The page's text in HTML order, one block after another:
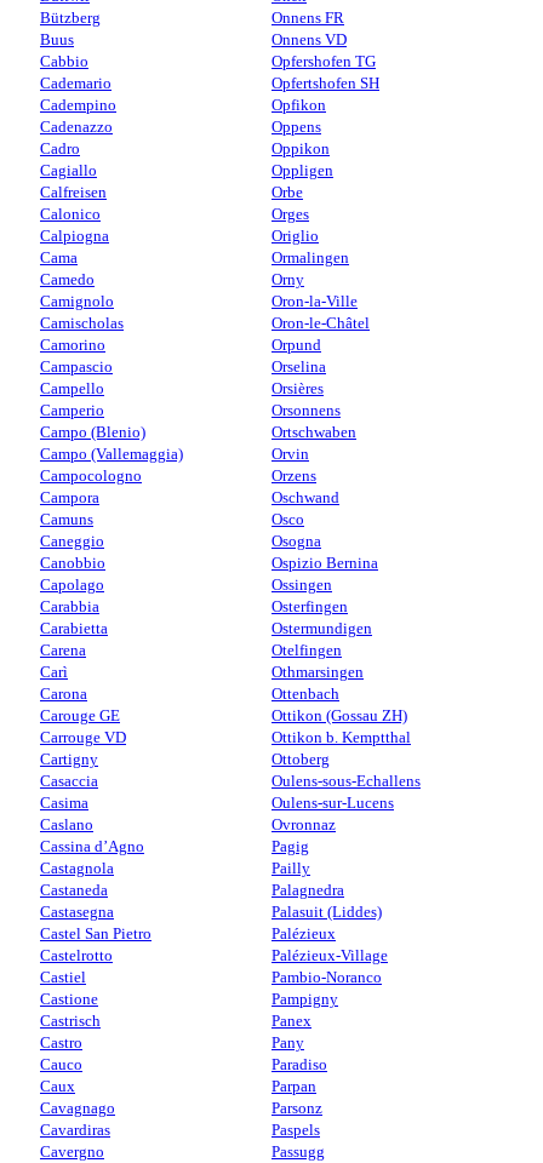
Bützberg
Buus
Cabbio
Cademario
Cadempino
Cadenazzo
Cadro
Cagiallo
Calfreisen
Calonico
Calpiogna
Cama
Camedo
Camignolo
Camischolas
Camorino
Campascio
Campello
Camperio
Campo (Blenio)
Campo (Vallemaggia)
Campocologno
Campora
Camuns
Caneggio
Canobbio
Capolago
Carabbia
Carabietta
Carena
Carì
Carona
Carouge GE
Carrouge VD
Cartigny
Casaccia
Casima
Caslano
Cassina d’Agno
Castagnola
Castaneda
Castasegna
Castel San Pietro
Castelrotto
Castiel
Castione
Castrisch
Castro
Cauco
Caux
Cavagnago
Cavardiras
Cavergno
Onnens FR
Onnens VD
Opfershofen TG
Opfertshofen SH
Opfikon
Oppens
Oppikon
Oppligen
Orbe
Orges
Origlio
Ormalingen
Orny
Oron-la-Ville
Oron-le-Châtel
Orpund
Orselina
Orsières
Orsonnens
Ortschwaben
Orvin
Orzens
Oschwand
Osco
Osogna
Ospizio Bernina
Ossingen
Osterfingen
Ostermundigen
Otelfingen
Othmarsingen
Ottenbach
Ottikon (Gossau ZH)
Ottikon b. Kemptthal
Ottoberg
Oulens-sous-Echallens
Oulens-sur-Lucens
Ovronnaz
Pagig
Pailly
Palagnedra
Palasuit (Liddes)
Palézieux
Palézieux-Village
Pambio-Noranco
Pampigny
Panex
Pany
Paradiso
Parpan
Parsonz
Paspels
Passugg